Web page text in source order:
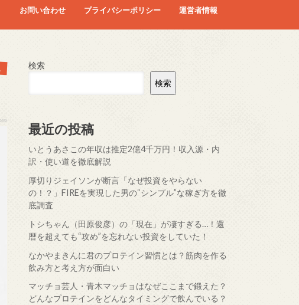
お問い合わせ プライバシーポリシー 運営者情報
検索
検索
最近の投稿
いとうあさこの年収は推定2億4千万円！収入源・内
訳・使い道を徹底解説
厚切りジェイソンが断言「なぜ投資をやらない
の！？」FIREを実現した男の“シンプル”な稼ぎ方を徹
底調査
トシちゃん（田原俊彦）の「現在」が凄すぎる…！還
暦を超えても“攻め”を忘れない投資をしていた！
なかやまきんに君のプロテイン習慣とは？筋肉を作る
飲み方と考え方が面白い
マッチョ芸人・青木マッチョはなぜここまで鍛えた？
どんなプロテインをどんなタイミングで飲んでいる？